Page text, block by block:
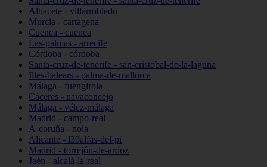
Albacete - villarrobledo
Murcia - cartagena
Cuenca - cuenca
Las-palmas - arrecife
Córdoba - córdoba
Santa-cruz-de-tenerife - san-cristóbal-de-la-laguna
Illes-balears - palma-de-mallorca
Málaga - fuengirola
Cáceres - navaconcejo
Málaga - vélez-málaga
Madrid - campo-real
A-coruña - noia
Alicante - l39alfàs-del-pi
Madrid - torrejón-de-ardoz
Jaén - alcalá-la-real